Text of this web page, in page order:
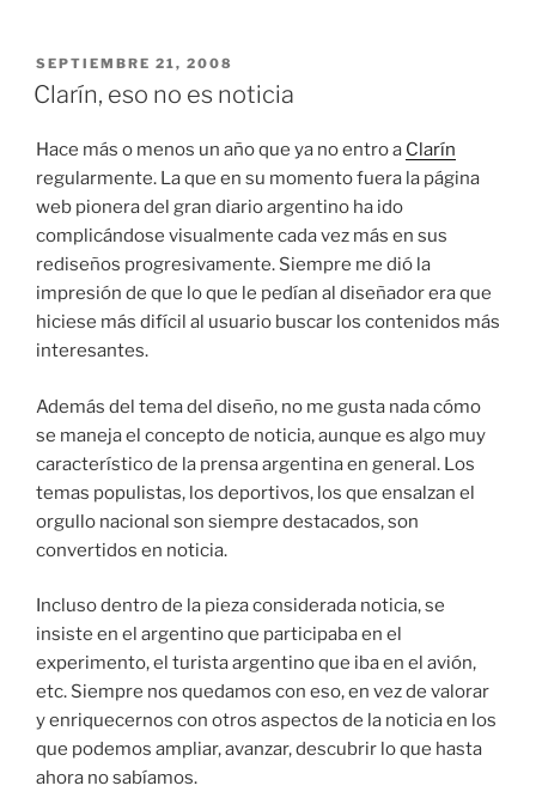
PUBLICADO
EL
SEPTIEMBRE 21, 2008
Clarín, eso no es noticia
Hace más o menos un año que ya no entro a Clarín
regularmente. La que en su momento fuera la página
web pionera del gran diario argentino ha ido
complicándose visualmente cada vez más en sus
rediseños progresivamente. Siempre me dió la
impresión de que lo que le pedían al diseñador era que
hiciese más difícil al usuario buscar los contenidos más
interesantes.
Además del tema del diseño, no me gusta nada cómo
se maneja el concepto de noticia, aunque es algo muy
característico de la prensa argentina en general. Los
temas populistas, los deportivos, los que ensalzan el
orgullo nacional son siempre destacados, son
convertidos en noticia.
Incluso dentro de la pieza considerada noticia, se
insiste en el argentino que participaba en el
experimento, el turista argentino que iba en el avión,
etc. Siempre nos quedamos con eso, en vez de valorar
y enriquecernos con otros aspectos de la noticia en los
que podemos ampliar, avanzar, descubrir lo que hasta
ahora no sabíamos.